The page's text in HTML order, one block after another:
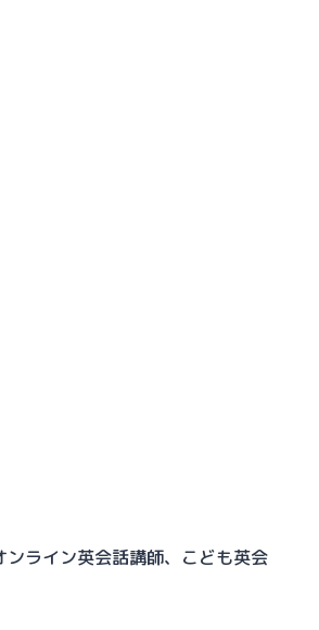
ライン英会話講師、こども英会